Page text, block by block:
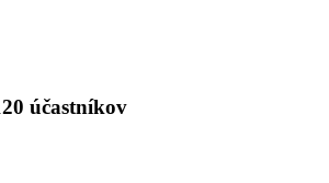
účastníkov